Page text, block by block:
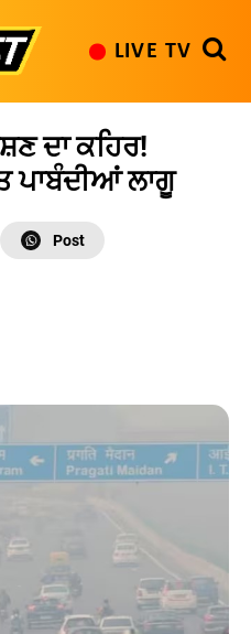
LIVE TV
ਦਾ ਕਹਿਰ!
ਪਾਬੰਦੀਆਂ ਲਾਗੂ